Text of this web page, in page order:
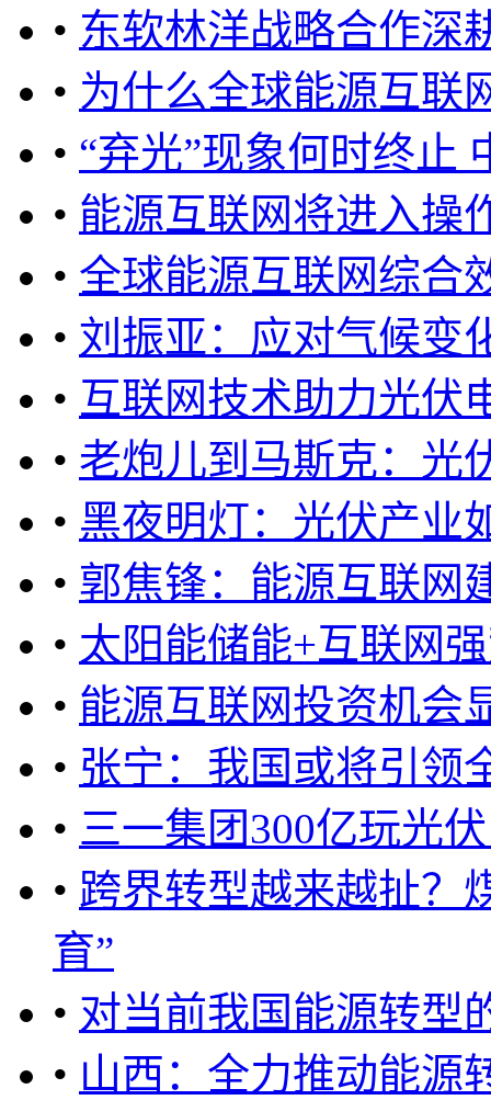
• 东软林洋战略合作深
• 为什么全球能源互联
• “弃光”现象何时终止
• 能源互联网将进入操
• 全球能源互联网综合
• 刘振亚：应对气候变
• 互联网技术助力光伏
• 老炮儿到马斯克：光
• 黑夜明灯：光伏产业
• 郭焦锋：能源互联网
• 太阳能储能+互联网
• 能源互联网投资机会
• 张宁：我国或将引领
• 三一集团300亿玩光
• 跨界转型越来越扯？
育”
• 对当前我国能源转型
• 山西：全力推动能源